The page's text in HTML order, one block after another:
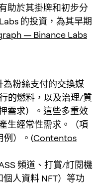
助於其掛牌和初步分
的投資，為其早期
— Binance Labs
為粉絲支付的交換媒
的燃料，以及治理/質
需求）。這些多重效
生經常性需求。（項
例）。(Contentos
頻道、打賞/訂閱機
個人資料 NFT）等功